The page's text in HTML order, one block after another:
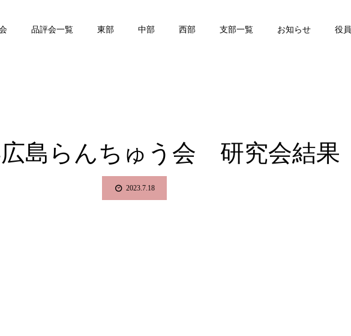
品評会一覧 東部 中部 西部 支部一覧 お知らせ 役員
広島らんちゅう会 研究会結果
2023.7.18